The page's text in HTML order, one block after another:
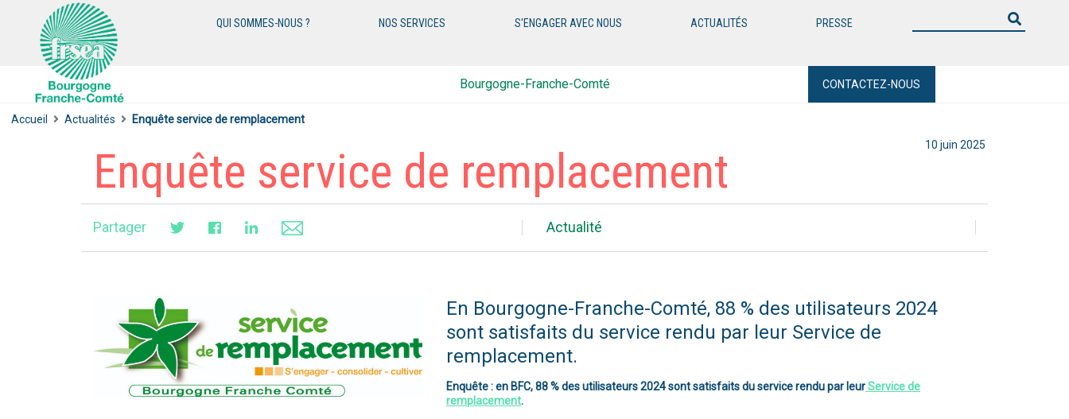
QUI SOMMES-NOUS ? NOS SERVICES S'ENGAGER AVEC NOUS ACTUALITÉS PRESSE
Bourgogne-Franche-Comté CONTACTEZ-NOUS
Accueil Actualités Enquête service de remplacement
Enquête service de remplacement 10 juin 2025
Partager Actualité
En Bourgogne-Franche-Comté, 88 % des utilisateurs 2024
sont satisfaits du service rendu par leur Service de
remplacement.
Enquête : en BFC, 88 % des utilisateurs 2024 sont satisfaits du service rendu par leurService de
remplacement.